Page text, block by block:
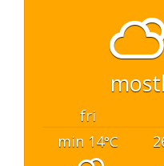
fri
min 14°C